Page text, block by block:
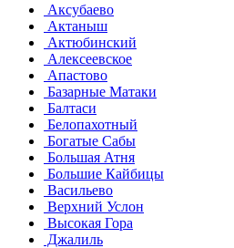
Аксубаево
Актаныш
Актюбинский
Алексеевское
Апастово
Базарные Матаки
Балтаси
Белопахотный
Богатые Сабы
Большая Атня
Большие Кайбицы
Васильево
Верхний Услон
Высокая Гора
Джалиль